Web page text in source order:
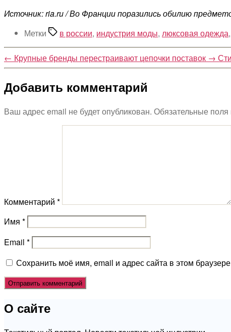
Источник: ria.ru / Во Франции поразились обилию
Метки
в россии, индустрия моды, люксовая одежда,
← Крупные бренды перестраивают цепочки поставок →
Добавить комментарий
Ваш адрес email не будет опубликован. Обязательные
Комментарий *
Имя *
Email *
Сохранить моё имя, email и адрес сайта в этом
О сайте